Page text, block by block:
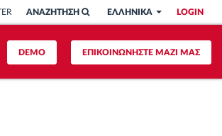
LOGIN
ΕΛΛΗΝΙΚΑ
ΑΝΑΖΗΤΗΣΗ
ΕΠΙΚΟΙΝΩΝΗΣΤΕ ΜΑΖΙ ΜΑΣ
DEMO